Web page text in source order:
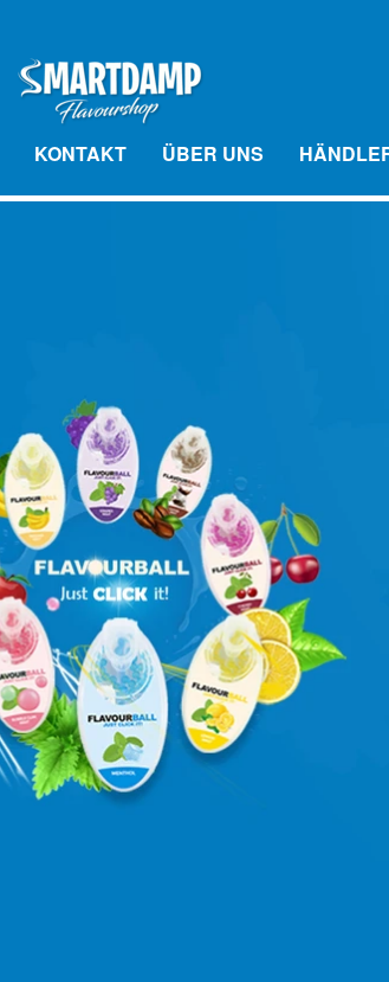
KONTAKT ÜBER UNS